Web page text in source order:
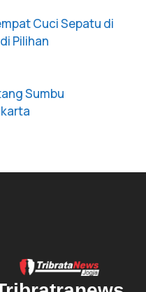
Cuci Sepatu di
Pilihan
Sumbu